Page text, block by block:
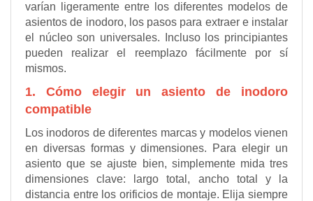
varían ligeramente entre los diferentes modelos de
asientos de inodoro, los pasos para extraer e instalar
el núcleo son universales. Incluso los principiantes
pueden realizar el reemplazo fácilmente por sí
mismos.
1. Cómo elegir un asiento de inodoro
compatible
Los inodoros de diferentes marcas y modelos vienen
en diversas formas y dimensiones. Para elegir un
asiento que se ajuste bien, simplemente mida tres
dimensiones clave: largo total, ancho total y la
distancia entre los orificios de montaje. Elija siempre